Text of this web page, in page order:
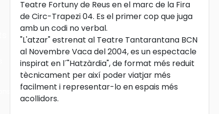
Teatre Fortuny de Reus en el marc de la Fira
de Circ-Trapezi 04. Es el primer cop que juga
amb un codi no verbal.
"L'atzar" estrenat al Teatre Tantarantana BCN
al Novembre Vaca del 2004, es un espectacle
inspirat en l´"Hatzàrdia", de format més reduit
tècnicament per així poder viatjar més
facilment i representar-lo en espais més
acollidors.